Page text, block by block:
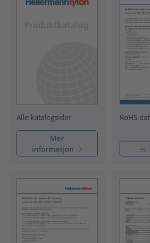
Alle katalogsider
Mer
informasjon
RoHS